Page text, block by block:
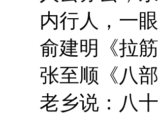
内行人，一眼
俞建明《拉筋
张至顺《八部
老乡说：八十